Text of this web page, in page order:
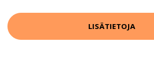
LISÄTIETOJA